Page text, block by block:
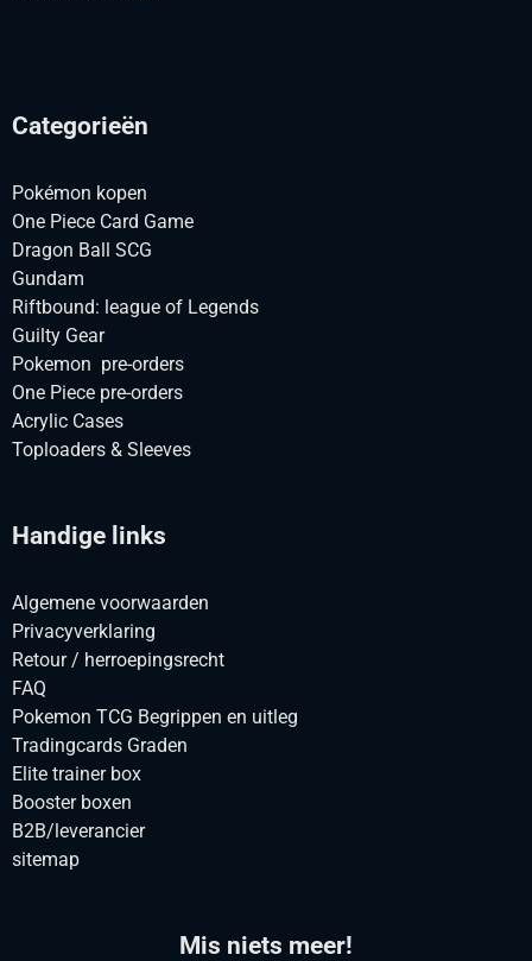
Categorieën
Pokémon kopen
One Piece Card Game
Dragon Ball SCG
Gundam
Riftbound: league of Legends
Guilty Gear
Pokemon pre-orders
One Piece pre-orders
Acrylic Cases
Toploaders & Sleeves
Handige links
Algemene voorwaarden
Privacyverklaring
Retour / herroepingsrecht
FAQ
Pokemon TCG Begrippen en uitleg
Tradingcards Graden
Elite trainer box
Booster boxen
B2B/leverancier
sitemap
Mis niets meer!